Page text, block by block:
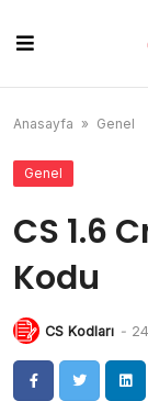
content
Anasayfa » Genel
Genel
CS 1.6
Kodu
CS Kodları -